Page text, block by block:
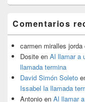
Comentarios
carmen miralles jorda
Dosite en Al llamar a
llamada termina
David Simón Soleto
Issabel la llamada
Antonio en Al llamar